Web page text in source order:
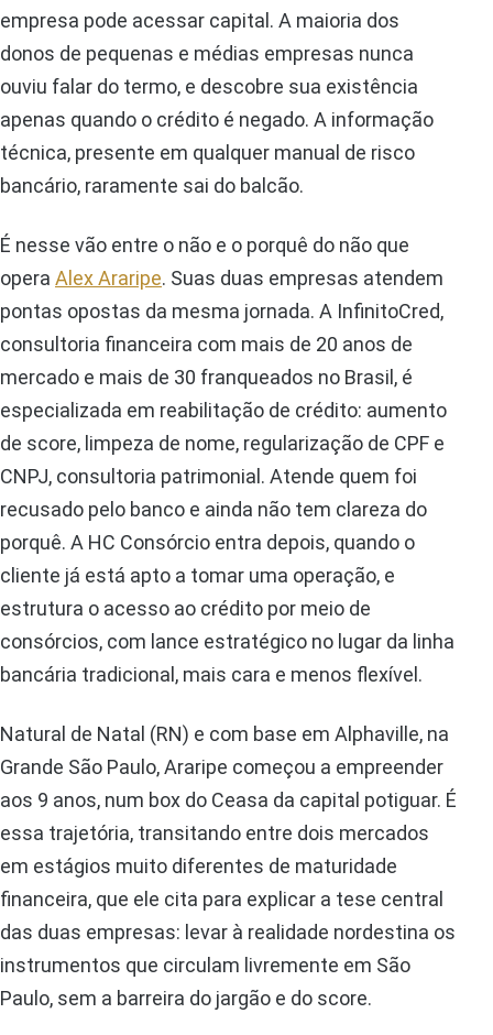
empresa pode acessar capital. A maioria dos
donos de pequenas e médias empresas nunca
ouviu falar do termo, e descobre sua existência
apenas quando o crédito é negado. A informação
técnica, presente em qualquer manual de risco
bancário, raramente sai do balcão.
É nesse vão entre o não e o porquê do não que
opera Alex Araripe. Suas duas empresas atendem
pontas opostas da mesma jornada. A InfinitoCred,
consultoria financeira com mais de 20 anos de
mercado e mais de 30 franqueados no Brasil, é
especializada em reabilitação de crédito: aumento
de score, limpeza de nome, regularização de CPF e
CNPJ, consultoria patrimonial. Atende quem foi
recusado pelo banco e ainda não tem clareza do
porquê. A HC Consórcio entra depois, quando o
cliente já está apto a tomar uma operação, e
estrutura o acesso ao crédito por meio de
consórcios, com lance estratégico no lugar da linha
bancária tradicional, mais cara e menos flexível.
Natural de Natal (RN) e com base em Alphaville, na
Grande São Paulo, Araripe começou a empreender
aos 9 anos, num box do Ceasa da capital potiguar. É
essa trajetória, transitando entre dois mercados
em estágios muito diferentes de maturidade
financeira, que ele cita para explicar a tese central
das duas empresas: levar à realidade nordestina os
instrumentos que circulam livremente em São
Paulo, sem a barreira do jargão e do score.